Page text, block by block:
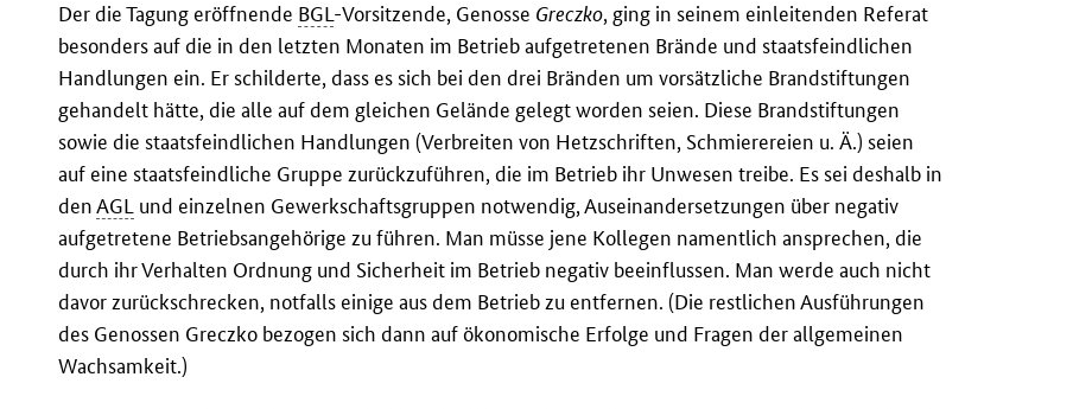
Der die Tagung eröffnende BGL-Vorsitzende, Genosse Greczko, ging in seinem einleitenden Referat
besonders auf die in den letzten Monaten im Betrieb aufgetretenen Brände und staatsfeindlichen
Handlungen ein. Er schilderte, dass es sich bei den drei Bränden um vorsätzliche Brandstiftungen
gehandelt hätte, die alle auf dem gleichen Gelände gelegt worden seien. Diese Brandstiftungen
sowie die staatsfeindlichen Handlungen (Verbreiten von Hetzschriften, Schmierereien u. Ä.) seien
auf eine staatsfeindliche Gruppe zurückzuführen, die im Betrieb ihr Unwesen treibe. Es sei deshalb in
denAGL und einzelnen Gewerkschaftsgruppen notwendig, Auseinandersetzungen über negativ
aufgetretene Betriebsangehörige zu führen. Man müsse jene Kollegen namentlich ansprechen, die
durch ihr Verhalten Ordnung und Sicherheit im Betrieb negativ beeinflussen. Man werde auch nicht
davor zurückschrecken, notfalls einige aus dem Betrieb zu entfernen. (Die restlichen Ausführungen
des Genossen Greczko bezogen sich dann auf ökonomische Erfolge und Fragen der allgemeinen
Wachsamkeit.)